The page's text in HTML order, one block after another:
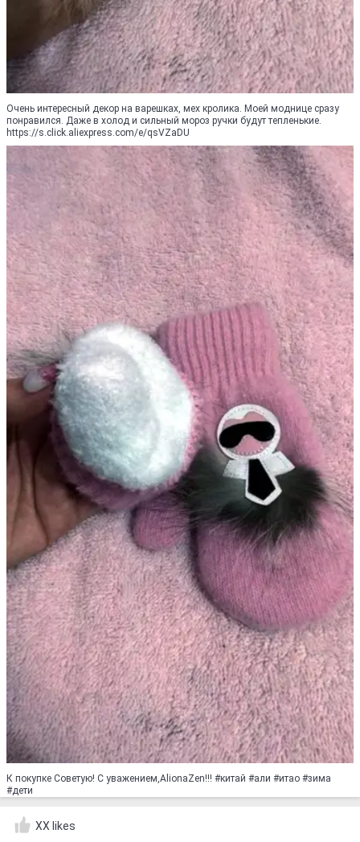
Очень интересный декор на варешках, мех кролика. Моей моднице сразу
понравился. Даже в холод и сильный мороз ручки будут тепленькие.
https://s.click.aliexpress.com/e/qsVZaDU
К покупке Советую! С уважением,AlionaZen!!! #китaй #али #итао #зима
#дети
XX likes